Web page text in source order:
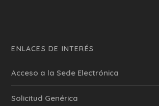
ENLACES DE INTERÉS
Acceso a la Sede Electrónica
Solicitud Genérica